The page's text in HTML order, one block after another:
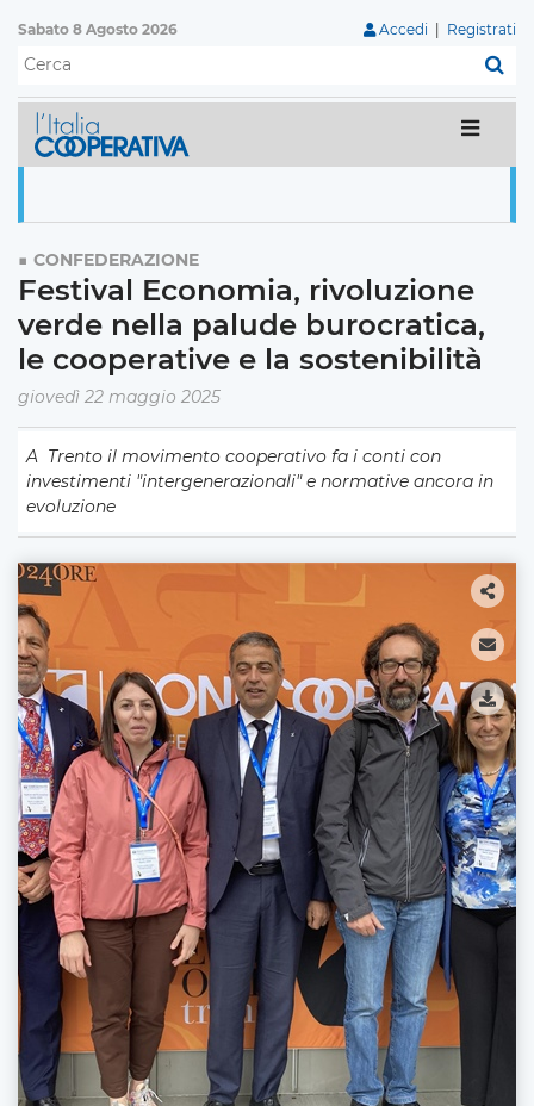
Sabato 8 Agosto 2026 Accedi Registrati
CONFEDERAZIONE
Festival Economia, rivoluzione
verde nella palude burocratica,
le cooperative e la sostenibilità
giovedì 22 maggio 2025
A Trento il movimento cooperativo fa i conti con
investimenti "intergenerazionali" e normative ancora in
evoluzione